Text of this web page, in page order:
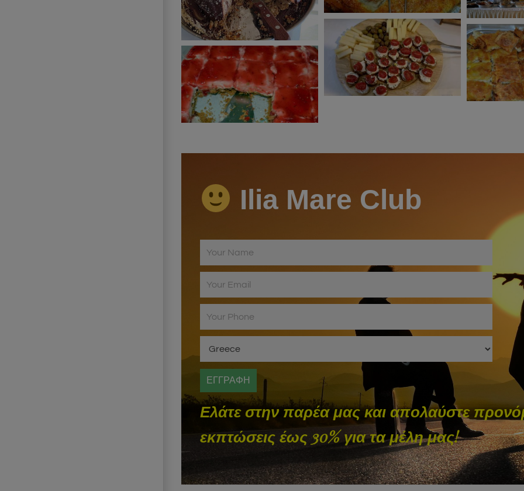
Ilia Mare Club
Ελάτε στην παρέα μας και απολαύστε
εκπτώσεις έως 30% για τα μέλη μας!